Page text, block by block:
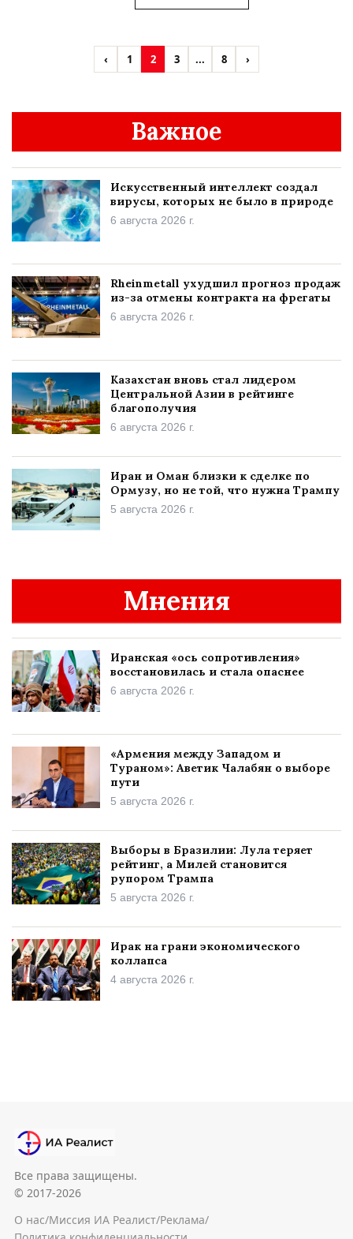
‹ 1 2 3 ... 8 ›
Важное
Искусственный интеллект создал
вирусы, которых не было в природе
6 августа 2026 г.
Rheinmetall ухудшил прогноз продаж
из-за отмены контракта на фрегаты
6 августа 2026 г.
Казахстан вновь стал лидером
Центральной Азии в рейтинге
благополучия
6 августа 2026 г.
Иран и Оман близки к сделке по
Ормузу, но не той, что нужна Трампу
5 августа 2026 г.
Мнения
Иранская «ось сопротивления»
восстановилась и стала опаснее
6 августа 2026 г.
«Армения между Западом и
Тураном»: Аветик Чалабян о выборе
пути
5 августа 2026 г.
Выборы в Бразилии: Лула теряет
рейтинг, а Милей становится
рупором Трампа
5 августа 2026 г.
Ирак на грани экономического
коллапса
4 августа 2026 г.
Все права защищены.
© 2017-2026
О нас/Миссия ИА Реалист/Реклама/